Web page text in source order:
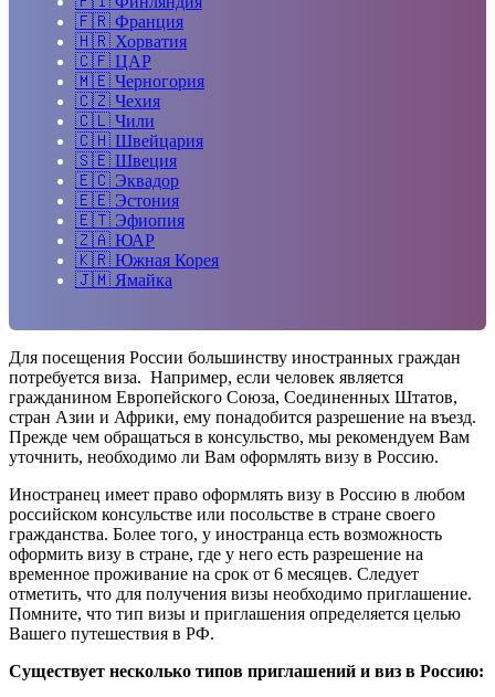
🇫🇷 Франция
🇭🇷 Хорватия
🇨🇫 ЦАР
🇲🇪 Черногория
🇨🇿 Чехия
🇨🇱 Чили
🇨🇭 Швейцария
🇸🇪 Швеция
🇪🇨 Эквадор
🇪🇪 Эстония
🇪🇹 Эфиопия
🇿🇦 ЮАР
🇰🇷 Южная Корея
🇯🇲 Ямайка
Для посещения России большинству иностранных граждан
потребуется виза. Например, если человек является
гражданином Европейского Союза, Соединенных Штатов,
стран Азии и Африки, ему понадобится разрешение на въезд.
Прежде чем обращаться в консульство, мы рекомендуем Вам
уточнить, необходимо ли Вам оформлять визу в Россию.
Иностранец имеет право оформлять визу в Россию в любом
российском консульстве или посольстве в стране своего
гражданства. Более того, у иностранца есть возможность
оформить визу в стране, где у него есть разрешение на
временное проживание на срок от 6 месяцев. Следует
отметить, что для получения визы необходимо приглашение.
Помните, что тип визы и приглашения определяется целью
Вашего путешествия в РФ.
Существует несколько типов приглашений и виз в Россию: